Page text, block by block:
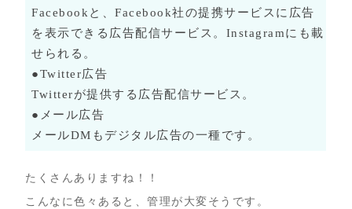
Facebookと、Facebook社の提携サービスに広告
を表示できる広告配信サービス。Instagramにも載
せられる。
●Twitter広告
Twitterが提供する広告配信サービス。
●メール広告
メールDMもデジタル広告の一種です。
たくさんありますね！！
こんなに色々あると、管理が大変そうです。